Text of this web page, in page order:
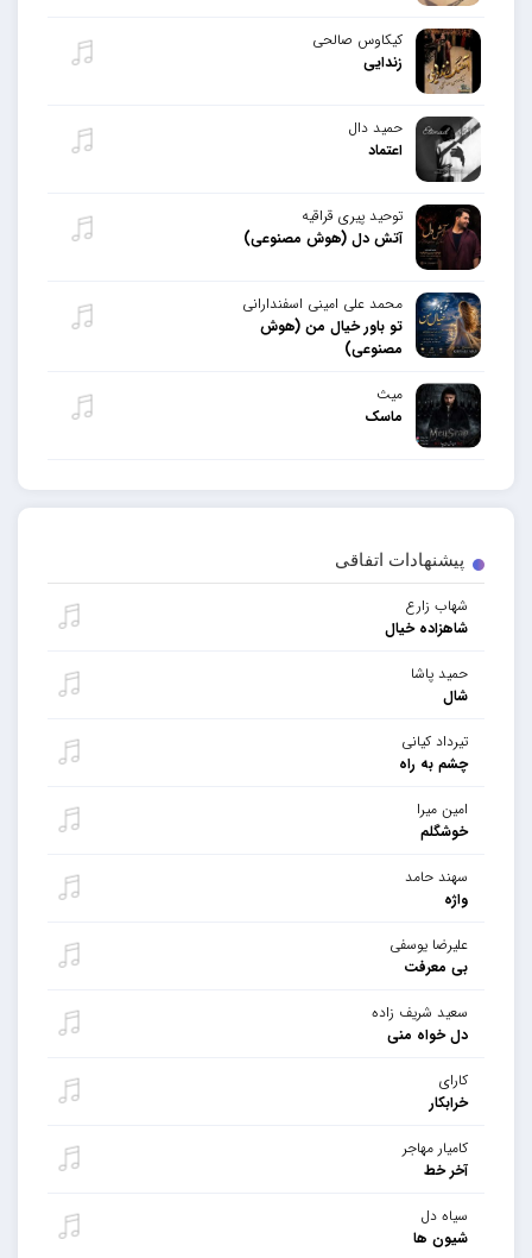
پیشنهادات اتفاقی
شهاب زارع
شاهزاده خیال
حمید ‌پاشا
شال
تیرداد کیانی
چشم به راه
امین میرا
خوشگلم
سهند حامد
واژه
علیرضا یوسفی
بی معرفت
سعید شریف زاده
دل خواه منی
کارای
خرابکار
کامیار مهاجر
آخر خط
سیاه دل
شیون ها
کیکاوس صالحی
زندایی
حمید دال
اعتماد
توحید پیری قراقیه
آتش دل (هوش مصنوعی)
محمد علی امینی اسفندارانی
تو باور خیال من (هوش
مصنوعی)
میث
ماسک